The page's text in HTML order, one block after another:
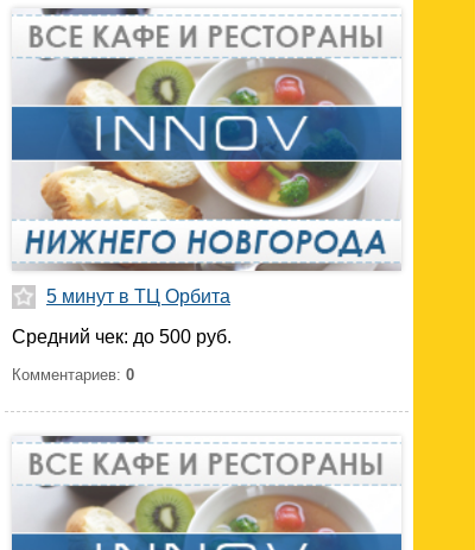
5 минут в ТЦ Орбита
Средний чек: до 500 руб.
Комментариев: 0